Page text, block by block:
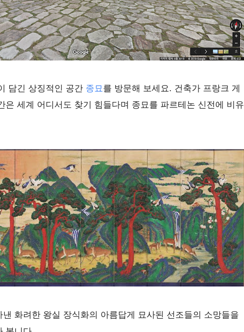
담긴 상징적인 공간 종묘를 방문해 보세요. 건축가 프랑크 게
은 세계 어디서도 찾기 힘들다며 종묘를 파르테논 신전에 비유
낸 화려한 왕실 장식화의 아름답게 묘사된 선조들의 소망들을